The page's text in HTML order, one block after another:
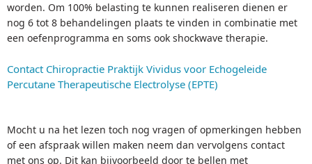
worden. Om 100% belasting te kunnen realiseren dienen er
nog 6 tot 8 behandelingen plaats te vinden in combinatie met
een oefenprogramma en soms ook shockwave therapie.
Contact Chiropractie Praktijk Vividus voor Echogeleide
Percutane Therapeutische Electrolyse (EPTE)
Mocht u na het lezen toch nog vragen of opmerkingen hebben
of een afspraak willen maken neem dan vervolgens contact
met ons op. Dit kan bijvoorbeeld door te bellen met